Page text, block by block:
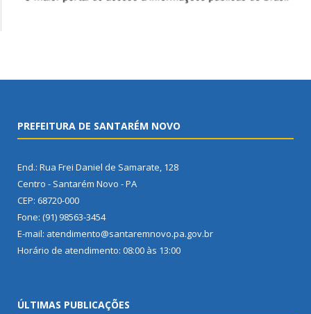
PREFEITURA DE SANTARÉM NOVO
End.: Rua Frei Daniel de Samarate, 128
Centro - Santarém Novo - PA
CEP: 68720-000
Fone: (91) 98563-3454
E-mail: atendimento@santaremnovo.pa.gov.br
Horário de atendimento: 08:00 às 13:00
ÚLTIMAS PUBLICAÇÕES